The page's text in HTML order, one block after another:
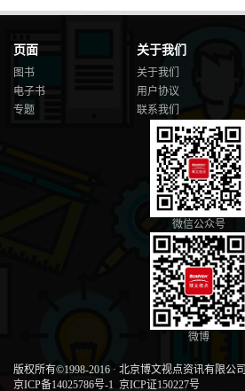
页面
图书
电子书
专题
关于我们
关于我们
用户协议
联系我们
微信公众号
微博
版权所有©1998-2016 · 北京博文视点资讯有限公司
京ICP备14025786号-1 京ICP证150227号